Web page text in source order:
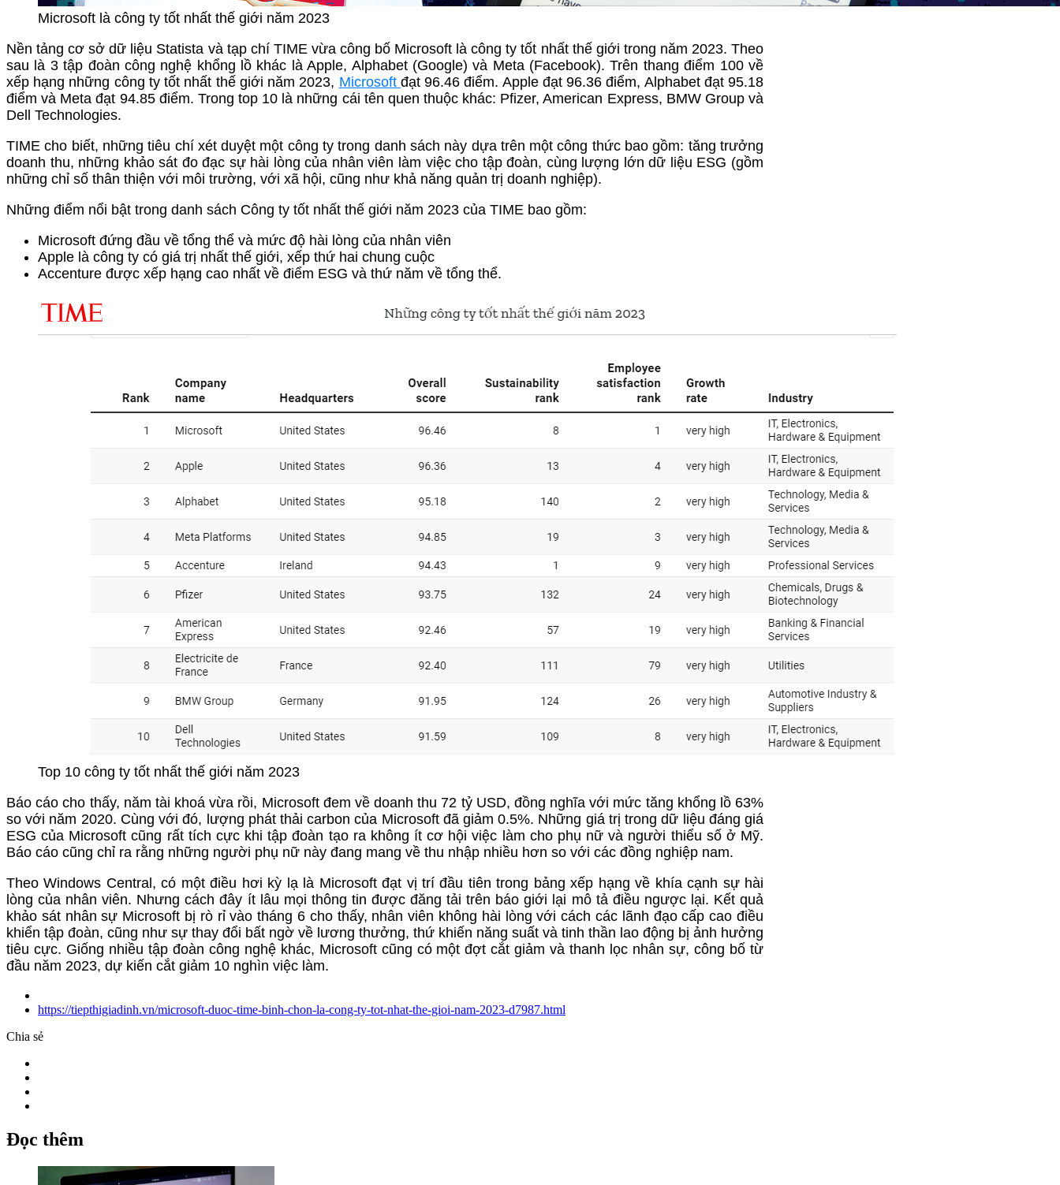
Microsoft là công ty tốt nhất thế giới năm 2023
Nền tảng cơ sở dữ liệu Statista và tạp chí TIME vừa công bố Microsoft là công ty tốt nhất thế giới trong năm 2023. Theo
sau là 3 tập đoàn công nghệ khổng lồ khác là Apple, Alphabet (Google) và Meta (Facebook). Trên thang điểm 100 về
xếp hạng những công ty tốt nhất thế giới năm 2023, Microsoft đạt 96.46 điểm. Apple đạt 96.36 điểm, Alphabet đạt 95.18
điểm và Meta đạt 94.85 điểm. Trong top 10 là những cái tên quen thuộc khác: Pfizer, American Express, BMW Group và
Dell Technologies.
TIME cho biết, những tiêu chí xét duyệt một công ty trong danh sách này dựa trên một công thức bao gồm: tăng trưởng
doanh thu, những khảo sát đo đạc sự hài lòng của nhân viên làm việc cho tập đoàn, cùng lượng lớn dữ liệu ESG (gồm
những chỉ số thân thiện với môi trường, với xã hội, cũng như khả năng quản trị doanh nghiệp).
Những điểm nổi bật trong danh sách Công ty tốt nhất thế giới năm 2023 của TIME bao gồm:
Microsoft đứng đầu về tổng thể và mức độ hài lòng của nhân viên
Apple là công ty có giá trị nhất thế giới, xếp thứ hai chung cuộc
Accenture được xếp hạng cao nhất về điểm ESG và thứ năm về tổng thể.
Top 10 công ty tốt nhất thế giới năm 2023
Báo cáo cho thấy, năm tài khoá vừa rồi, Microsoft đem về doanh thu 72 tỷ USD, đồng nghĩa với mức tăng khổng lồ 63%
so với năm 2020. Cùng với đó, lượng phát thải carbon của Microsoft đã giảm 0.5%. Những giá trị trong dữ liệu đáng giá
ESG của Microsoft cũng rất tích cực khi tập đoàn tạo ra không ít cơ hội việc làm cho phụ nữ và người thiểu số ở Mỹ.
Báo cáo cũng chỉ ra rằng những người phụ nữ này đang mang về thu nhập nhiều hơn so với các đồng nghiệp nam.
Theo Windows Central, có một điều hơi kỳ lạ là Microsoft đạt vị trí đầu tiên trong bảng xếp hạng về khía cạnh sự hài
lòng của nhân viên. Nhưng cách đây ít lâu mọi thông tin được đăng tải trên báo giới lại mô tả điều ngược lại. Kết quả
khảo sát nhân sự Microsoft bị rò rỉ vào tháng 6 cho thấy, nhân viên không hài lòng với cách các lãnh đạo cấp cao điều
khiển tập đoàn, cũng như sự thay đổi bất ngờ về lương thưởng, thứ khiến năng suất và tinh thần lao động bị ảnh hưởng
tiêu cực. Giống nhiều tập đoàn công nghệ khác, Microsoft cũng có một đợt cắt giảm và thanh lọc nhân sự, công bố từ
đầu năm 2023, dự kiến cắt giảm 10 nghìn việc làm.​
https://tiepthigiadinh.vn/microsoft-duoc-time-binh-chon-la-cong-ty-tot-nhat-the-gioi-nam-2023-d7987.html
Chia sẻ
Đọc thêm